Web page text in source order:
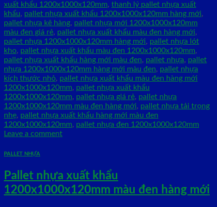
xuất khẩu 1200x1000x120mm, thanh lý pallet nhựa xuất
khẩu, pallet nhựa xuất khẩu 1200x1000x120mm hàng mới,
pallet nhựa kê hàng, pallet nhựa mới 1200x1000x120mm
màu đen giá rẻ, pallet nhựa xuất khẩu màu đen hàng mới,
pallet nhựa 1200x1000x120mm hàng mới, pallet nhựa lót
kho, pallet nhựa xuất khẩu màu đen 1200x1000x120mm,
pallet nhựa xuất khẩu hàng mới màu đen, pallet nhựa, pallet
nhựa 1200x1000x120mm hàng mới màu đen, pallet nhựa
kích thước nhỏ, pallet nhựa xuất khẩu màu đen hàng mới
1200x1000x120mm, pallet nhựa xuất khẩu
1200x1000x120mm, pallet nhựa giá rẻ, pallet nhựa
1200x1000x120mm màu đen hàng mới, pallet nhựa tải trọng
nhẹ, pallet nhựa xuất khẩu hàng mới màu đen
1200x1000x120mm, pallet nhựa đen 1200x1000x120mm
Leave a comment
PALLET NHỰA
Pallet nhựa xuất khẩu
1200x1000x120mm màu đen hàng mới